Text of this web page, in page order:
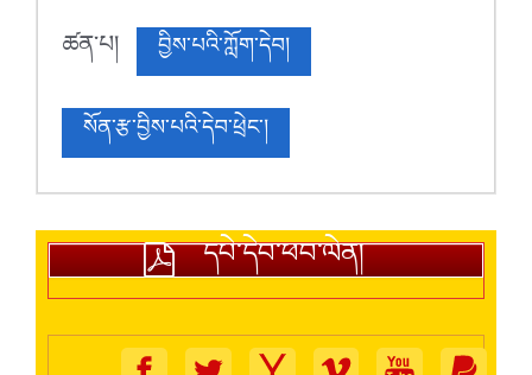
ཚན་པ།
བྱིས་པའི་ཀློག་དེབ།
སོན་རྩ་བྱིས་པའི་དེབ་ཕྲེང་།
དཔེ་དེབ་ཕབ་ལེན།